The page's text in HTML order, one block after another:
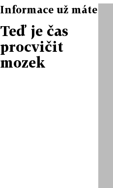
Informace už máte
Teď je čas
procvičit
mozek